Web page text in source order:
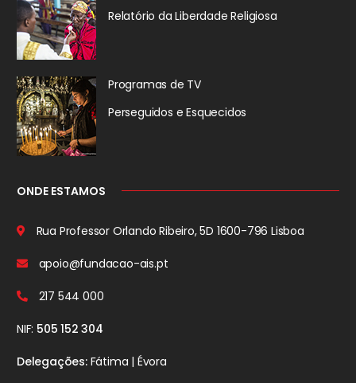
Relatório da Liberdade Religiosa
Programas de TV
Perseguidos e Esquecidos
ONDE ESTAMOS
Rua Professor Orlando Ribeiro, 5D 1600-796 Lisboa
apoio@fundacao-ais.pt
217 544 000
NIF: 505 152 304
Delegações:Fátima | Évora